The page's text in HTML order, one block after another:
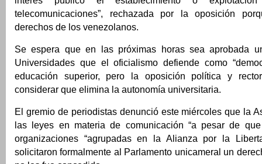
telecomunicaciones”, rechazada por la oposición
derechos de los venezolanos.
Se espera que en las próximas horas sea aprobada
Universidades que el oficialismo defiende como
educación superior, pero la oposición política y
considerar que elimina la autonomía universitaria.
El gremio de periodistas denunció este miércoles que la
las leyes en materia de comunicación “a pesar de
organizaciones “agrupadas en la Alianza por la
solicitaron formalmente al Parlamento unicameral un